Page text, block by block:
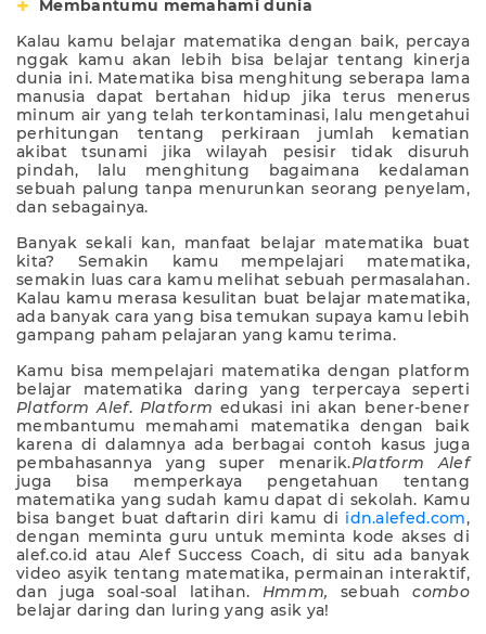
Membantumu memahami dunia
Kalau kamu belajar matematika dengan baik, percaya
nggak kamu akan lebih bisa belajar tentang kinerja
dunia ini. Matematika bisa menghitung seberapa lama
manusia dapat bertahan hidup jika terus menerus
minum air yang telah terkontaminasi, lalu mengetahui
perhitungan tentang perkiraan jumlah kematian
akibat tsunami jika wilayah pesisir tidak disuruh
pindah, lalu menghitung bagaimana kedalaman
sebuah palung tanpa menurunkan seorang penyelam,
dan sebagainya.
Banyak sekali kan, manfaat belajar matematika buat
kita? Semakin kamu mempelajari matematika,
semakin luas cara kamu melihat sebuah permasalahan.
Kalau kamu merasa kesulitan buat belajar matematika,
ada banyak cara yang bisa temukan supaya kamu lebih
gampang paham pelajaran yang kamu terima.
Kamu bisa mempelajari matematika dengan platform
belajar matematika daring yang terpercaya seperti
Platform Alef. Platform edukasi ini akan bener-bener
membantumu memahami matematika dengan baik
karena di dalamnya ada berbagai contoh kasus juga
pembahasannya yang super menarik.Platform Alef
juga bisa memperkaya pengetahuan tentang
matematika yang sudah kamu dapat di sekolah. Kamu
bisa banget buat daftarin diri kamu di idn.alefed.com,
dengan meminta guru untuk meminta kode akses di
alef.co.id atau Alef Success Coach, di situ ada banyak
video asyik tentang matematika, permainan interaktif,
dan juga soal-soal latihan. Hmmm, sebuahcombo
belajar daring dan luring yang asik ya!